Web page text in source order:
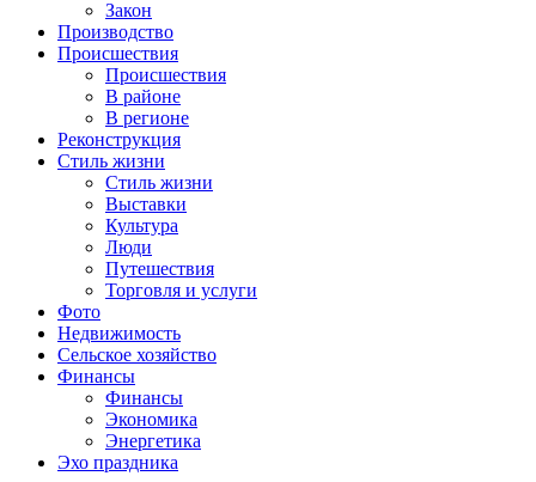
Закон
Производство
Происшествия
Происшествия
В районе
В регионе
Реконструкция
Стиль жизни
Стиль жизни
Выставки
Культура
Люди
Путешествия
Торговля и услуги
Фото
Недвижимость
Сельское хозяйство
Финансы
Финансы
Экономика
Энергетика
Эхо праздника